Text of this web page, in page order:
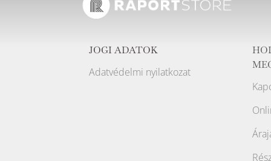
JOGI ADATOK
Adatvédelmi nyilatkozat